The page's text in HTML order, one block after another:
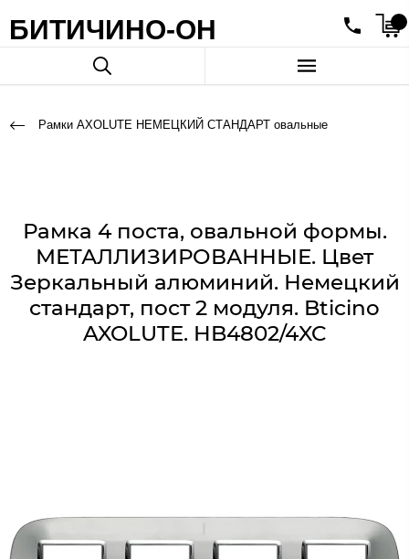
БИТИЧИНО-ОН
Рамки AXOLUTE НЕМЕЦКИЙ СТАНДАРТ овальные
Рамка 4 поста, овальной формы.
МЕТАЛЛИЗИРОВАННЫЕ. Цвет
Зеркальный алюминий. Немецкий
стандарт, пост 2 модуля. Bticino
AXOLUTE. HB4802/4XC